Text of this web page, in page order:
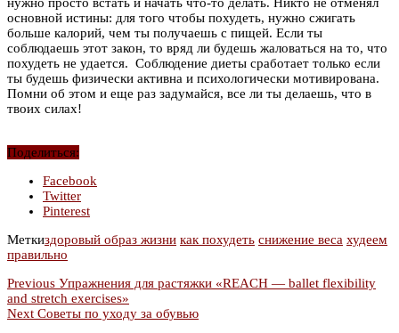
основной истины: для того чтобы похудеть, нужно сжигать
больше калорий, чем ты получаешь с пищей. Если ты
соблюдаешь этот закон, то вряд ли будешь жаловаться на то, что
похудеть не удается. Соблюдение диеты сработает только если
ты будешь физически активна и психологически мотивирована.
Помни об этом и еще раз задумайся, все ли ты делаешь, что в
твоих силах!
Поделиться:
Facebook
Twitter
Pinterest
Меткиздоровый образ жизни как похудеть снижение веса худеем
правильно
Previous Упражнения для растяжки «REACH — ballet flexibility
and stretch exercises»
Next Советы по уходу за обувью